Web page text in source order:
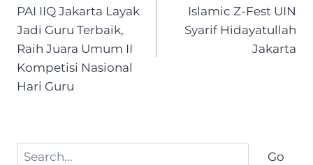
PAI IIQ Jakarta Layak
Jadi Guru Terbaik,
Raih Juara Umum II
Kompetisi Nasional
Hari Guru
Islamic Z-Fest UIN
Syarif Hidayatullah
Jakarta
Search Go